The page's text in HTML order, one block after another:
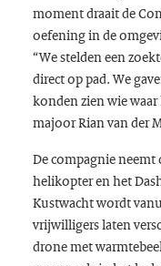
moment draait de
oefening in de
“We stelden een
direct op pad. We
konden zien wie
majoor Rian van der
De compagnie neemt
helikopter en het
Kustwacht wordt
vrijwilligers laten
drone met